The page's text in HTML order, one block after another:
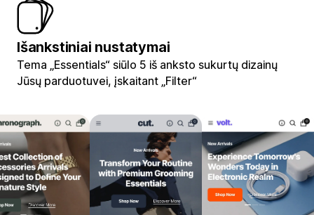
Išankstiniai nustatymai
Tema „Essentials“ siūlo 5 iš anksto sukurtų dizainų
Jūsų parduotuvei, įskaitant „Filter“